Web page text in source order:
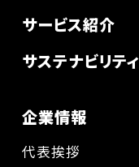
サービス紹介
サステナビリティ
企業情報
代表挨拶